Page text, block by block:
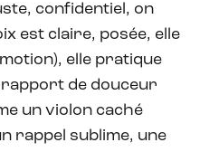
confidentiel, on
est claire, posée, elle
elle pratique
de douceur
un violon caché
rappel sublime, une